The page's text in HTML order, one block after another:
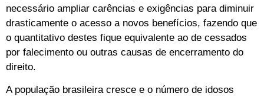
necessário ampliar carências e exigências para diminuir
drasticamente o acesso a novos benefícios, fazendo que
o quantitativo destes fique equivalente ao de cessados
por falecimento ou outras causas de encerramento do
direito.
A população brasileira cresce e o número de idosos